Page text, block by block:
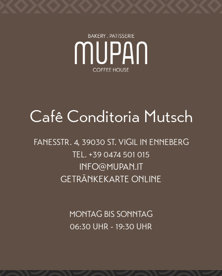
Cafê Conditoria Mutsch
FANESSTR. 4, 39030 ST. VIGIL IN ENNEBERG
TEL. +39 0474 501 015
INFO@MUPAN.IT
GETRÄNKEKARTE ONLINE
MONTAG BIS SONNTAG
06:30 UHR - 19:30 UHR